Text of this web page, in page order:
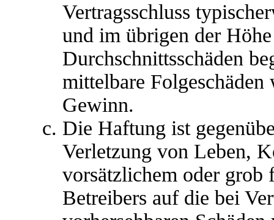
Vertragsschluss
und im übrigen der
Durchschnittsschäden
mittelbare Folgeschäden
Gewinn.
Die Haftung ist
Verletzung von Leben,
vorsätzlichem oder grob
Betreibers auf die bei